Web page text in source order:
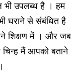
भी उपलब्ध है । हम
भी घराने से संबंधित है
शिक्षण में । और जब
मैं आपको बताने